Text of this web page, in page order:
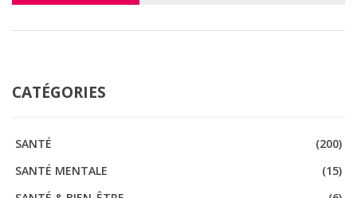
CATÉGORIES
SANTÉ
(200)
SANTÉ MENTALE
(15)